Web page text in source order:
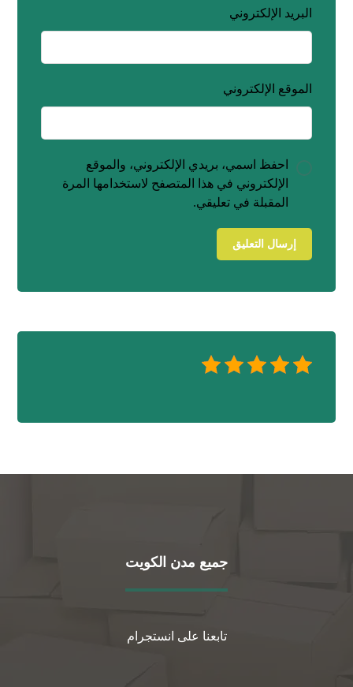
البريد الإلكتروني
الموقع الإلكتروني
احفظ اسمي، بريدي الإلكتروني، والموقع
الإلكتروني في هذا المتصفح لاستخدامها المرة
المقبلة في تعليقي.
جميع مدن الكويت
تابعنا على انستجرام